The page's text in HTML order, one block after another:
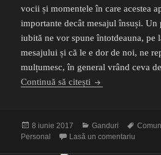
vocii și momentele în care acestea
importante decât mesajul însuși. Un
iubită ne vor spune întotdeauna, pe
mesajului și că le e dor de noi, ne
mulțumesc, în general vrând ceva
Continuă să citești Prolog la un taifas
Publicat
pe
8 iunie 2017 Categorii
Ganduri
Personal
Lasă un comentariu